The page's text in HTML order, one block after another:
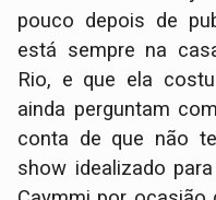
pouco depois de
está sempre na
Rio, e que ela
ainda perguntam
conta de que não
show idealizado